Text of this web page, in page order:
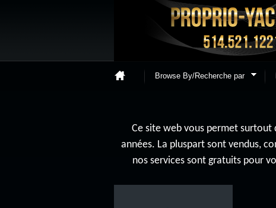
Browse By/Recherche par
Ce site web vous permet surtout
années. La pluspart sont vendus,
nos services sont gratuits pour